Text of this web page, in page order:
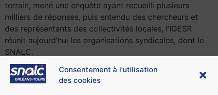
Consentement à l'utilisation
des cookies
terrain, mené une enquête ayant recueilli plusieurs
milliers de réponses, puis entendu des chercheurs et
des représentants des collectivités locales, l’IGESR
réunit aujourd’hui les organisations syndicales, dont le
SNALC.
Contacter le SNALC Orléans-Tours